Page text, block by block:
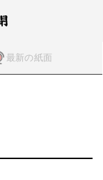
最新の紙面